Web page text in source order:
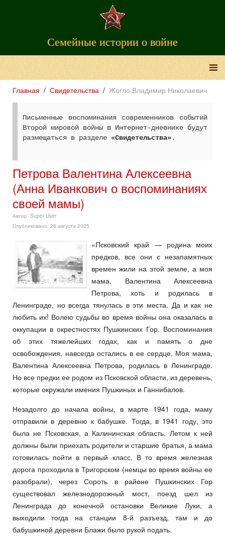
Семейные истории о войне
Главная Свидетельства Жогло Владимир Николаевич
Письменные воспоминания современников событий
Второй мировой войны в Интернет-дневнике будут
размещаться в разделе «Свидетельства».
Петрова Валентина Алексеевна
(Анна Иванкович о воспоминаниях
своей мамы)
Автор: Super User
Опубликовано: 26 августа 2025
«Псковский край — родина моих
предков, все они с незапамятных
времен жили на этой земле, а моя
мама, Валентина Алексеевна
Петрова, хоть и родилась в
Ленинграде, но всегда тянулась в эти места. Да и как не
любить их! Волею судьбы во время войны она оказалась в
оккупации в окрестностях Пушкинских Гор. Воспоминания
об этих тяжелейших годах, как и память о дне
освобождения, навсегда остались в ее сердце. Моя мама,
Валентина Алексеевна Петрова, родилась в Ленинграде.
Но все предки ее родом из Псковской области, из деревень,
которые окружали имения Пушкиных и Ганнибалов.
Незадолго до начала войны, в марте 1941 года, маму
отправили в деревню к бабушке. Тогда, в 1941 году, это
была не Псковская, а Калининская область. Летом к ней
должны были приехать родители и старшие братья, а мама
готовилась пойти в первый класс. В то время железная
дорога проходила в Тригорском (немцы во время войны ее
разобрали), через Сороть в районе Пушкинских Гор
существовал железнодорожный мост, поезд шел из
Ленинграда до конечной остановки Великие Луки, а
выходили тогда на станции 8-й разъезд, там и до
бабушкиной деревни Блажи было рукой подать.